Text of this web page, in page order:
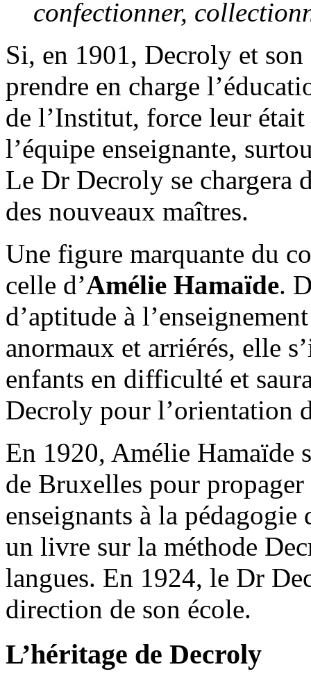
confectionner,
Si, en 1901, Decroly et son
prendre en charge
de l’Institut, force leur
l’équipe enseignante,
Le Dr Decroly se chargera
des nouveaux maîtres.
Une figure marquante du
celle d’Amélie Hamaïde.
d’aptitude à
anormaux et arriérés, elle
enfants en difficulté et
Decroly pour l’orientation
En 1920, Amélie Hamaïde
de Bruxelles pour
enseignants à la
un livre sur la méthode
langues. En 1924, le Dr
direction de son école.
L’héritage de Decroly